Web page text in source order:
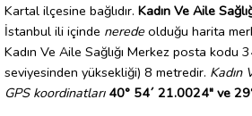
Kartal ilçesine bağlıdır. Kadın Ve Aile
İstanbul ili içinde nerede olduğu harita
Kadın Ve Aile Sağlığı Merkez posta kodu
seviyesinden yüksekliği) 8 metredir. Kadın
GPS koordinatları 40° 54´ 21.0024" ve